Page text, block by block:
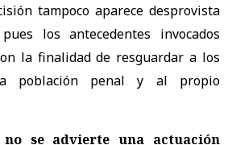
tampoco aparece desprovista
los antecedentes invocados
la finalidad de resguardar a los
población penal y al propio
no se advierte una actuación